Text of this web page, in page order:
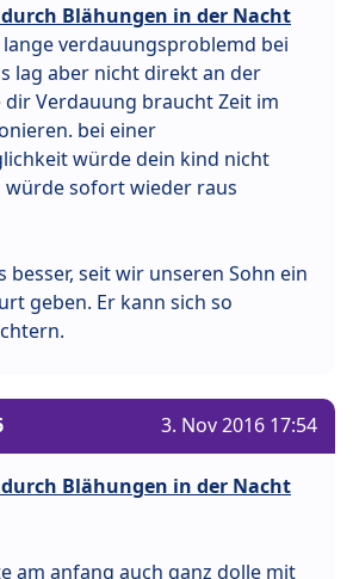
Blähungen in der Nacht
verdauungsproblemd bei
lag aber nicht direkt an der
dir Verdauung braucht Zeit im
bei einer
würde dein kind nicht
würde sofort wieder raus
besser, seit wir unseren Sohn ein
geben. Er kann sich so
3. Nov 2016 17:54
Blähungen in der Nacht
am anfang auch ganz dolle mit